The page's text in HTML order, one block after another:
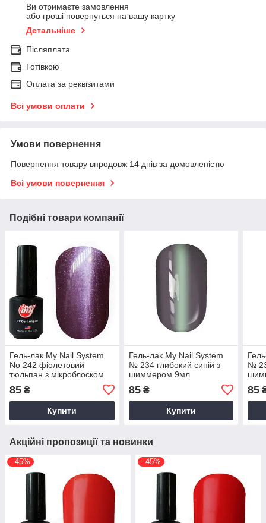
Ви отримаєте замовлення
або гроші повернуться на вашу картку
Детальніше
Післяплата
Готівкою
Оплата за реквізитами
Всі умови оплати
Умови повернення
Повернення товару впродовж 14 днів за домовленістю
Всі умови повернення
Подібні товари компанії
Гель-лак My Nail System
No 242 фіолетовий
тюльпан з мікроблоском
85 ₴
Купити
Гель-лак My Nail System
№ 234 глибокий синій з
шиммером 9мл
85₴
Купити
№
85
Акційні пропозиції та новинки
–45% –45%